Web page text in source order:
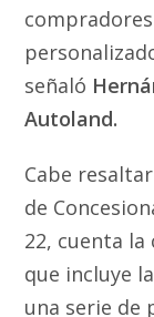
señaló
Autoland.
Cabe
de
22, cuenta
que incluye
una serie de